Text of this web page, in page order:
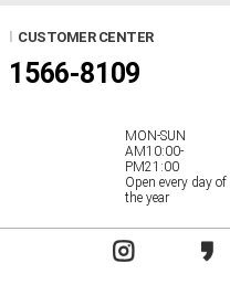
CUSTOMER CENTER
1566-8109
MON-SUN
AM10:00-
PM21:00
Open every day of
the year